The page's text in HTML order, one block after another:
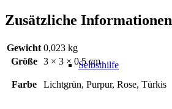
Selbsthilfe
Zusätzliche Informationen
Gewicht 0,023 kg
Größe
3 × 3 × 0,5 cm
Farbe Lichtgrün, Purpur, Rose, Türkis